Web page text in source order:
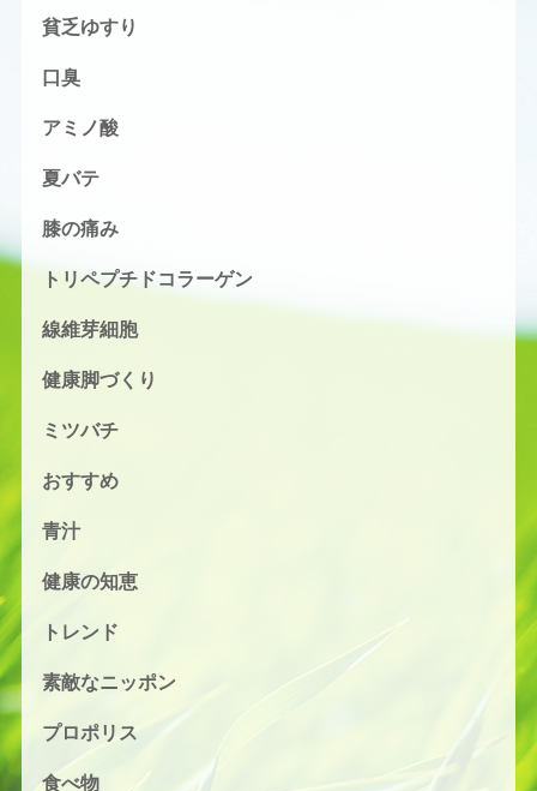
貧乏ゆすり
口臭
アミノ酸
夏バテ
膝の痛み
トリペプチドコラーゲン
線維芽細胞
健康脚づくり
ミツバチ
おすすめ
青汁
健康の知恵
トレンド
素敵なニッポン
プロポリス
食べ物